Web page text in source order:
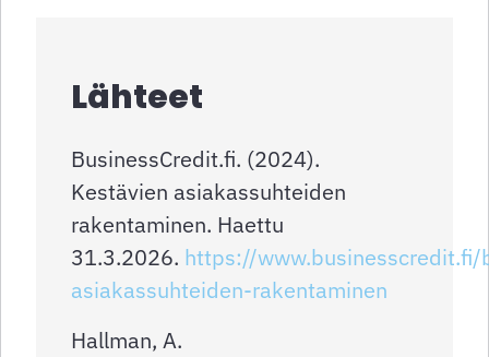
Lähteet
BusinessCredit.fi. (2024).
Kestävien asiakassuhteiden
rakentaminen. Haettu
31.3.2026. https://
asiakassuhteiden-rakentaminen
Hallman, A.